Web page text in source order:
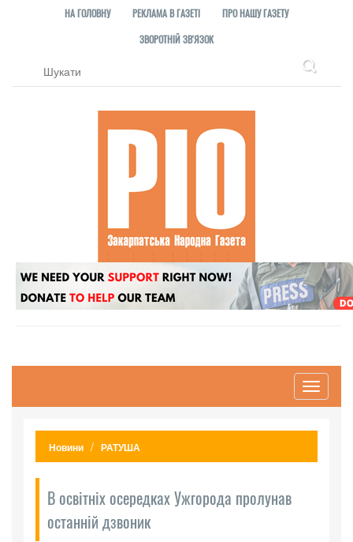
НА ГОЛОВНУ РЕКЛАМА В ГАЗЕТІ
ПРО НАШУ ГАЗЕТУ
ЗВОРОТНІЙ ЗВ'ЯЗОК
Toggle
Новини РАТУША
В освітніх осередках Ужгорода пролунав
останній дзвоник